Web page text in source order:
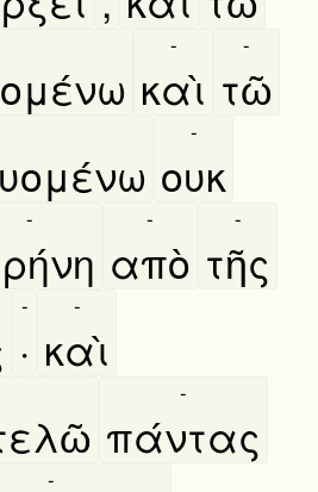
καὶ
-
τῶ
-
ουκ
-
-
απὸ
-
τῆς
-
·
-
καὶ
-
πάντας
-
-